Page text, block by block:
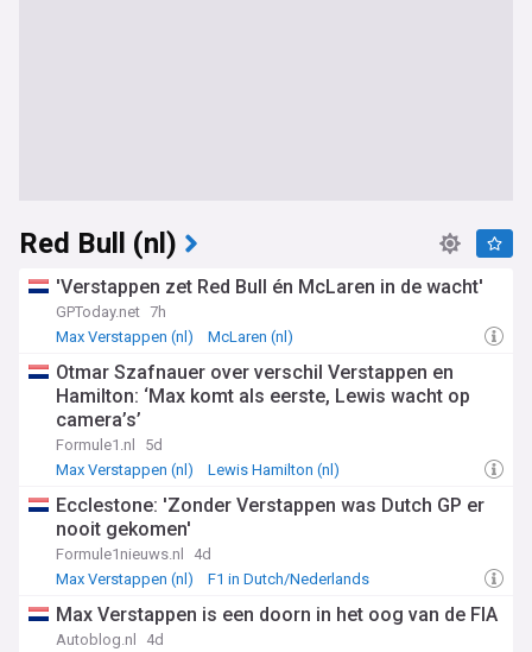
Red Bull (nl)
'Verstappen zet Red Bull én McLaren in de wacht'
GPToday.net 7h
Max Verstappen (nl)
McLaren (nl)
Otmar Szafnauer over verschil Verstappen en
Hamilton: ‘Max komt als eerste, Lewis wacht op
camera’s’
Formule1.nl
5d
Max Verstappen (nl)
Lewis Hamilton (nl)
Ecclestone: 'Zonder Verstappen was Dutch GP er
nooit gekomen'
Formule1nieuws.nl
4d
Max Verstappen (nl)
F1 in Dutch/Nederlands
Max Verstappen is een doorn in het oog van de FIA
Autoblog.nl
4d